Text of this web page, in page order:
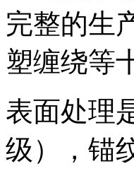
完整的生
塑缠绕等
表面处理
级），锚